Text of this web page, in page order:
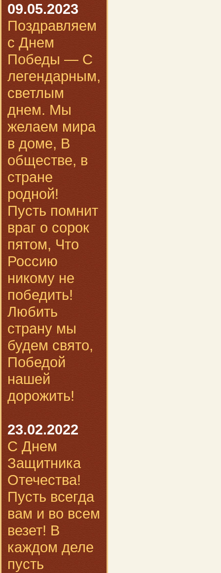
09.05.2023
Поздравляем
с Днем
Победы — С
легендарным,
светлым
днем. Мы
желаем мира
в доме, В
обществе, в
стране
родной!
Пусть помнит
враг о сорок
пятом, Что
Россию
никому не
победить!
Любить
страну мы
будем свято,
Победой
нашей
дорожить!
23.02.2022
С Днем
Защитника
Отечества!
Пусть всегда
вам и во всем
везет! В
каждом деле
пусть